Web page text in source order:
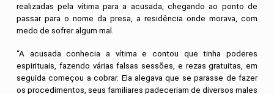
realizadas pela vítima para a acusada, chegando ao ponto de
passar para o nome da presa, a residência onde morava, com
medo de sofrer algum mal.
“A acusada conhecia a vítima e contou que tinha poderes
espirituais, fazendo várias falsas sessões, e rezas gratuitas, em
seguida começou a cobrar. Ela alegava que se parasse de fazer
os procedimentos, seus familiares padeceriam de diversos males